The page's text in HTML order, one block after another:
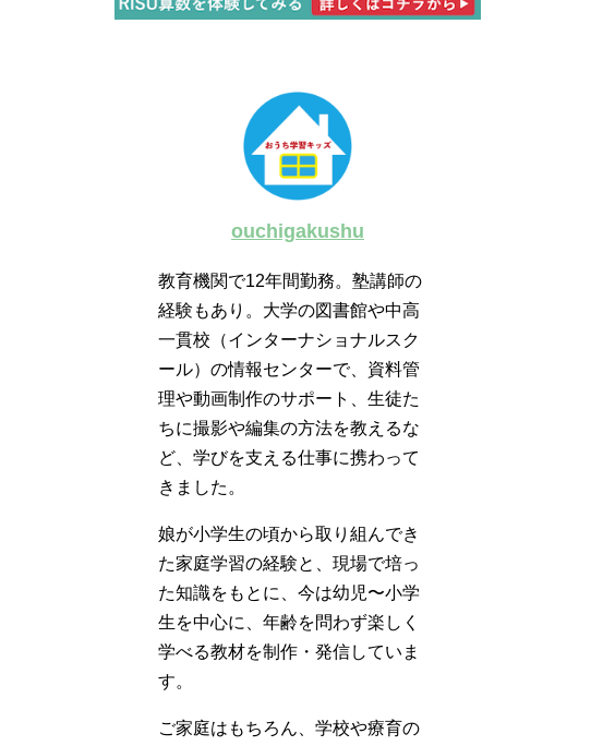
ouchigakushu
教育機関で12年間勤務。塾講師の
経験もあり。大学の図書館や中高
一貫校（インターナショナルスク
ール）の情報センターで、資料管
理や動画制作のサポート、生徒た
ちに撮影や編集の方法を教えるな
ど、学びを支える仕事に携わって
きました。
娘が小学生の頃から取り組んでき
た家庭学習の経験と、現場で培っ
た知識をもとに、今は幼児〜小学
生を中心に、年齢を問わず楽しく
学べる教材を制作・発信していま
す。
ご家庭はもちろん、学校や療育の